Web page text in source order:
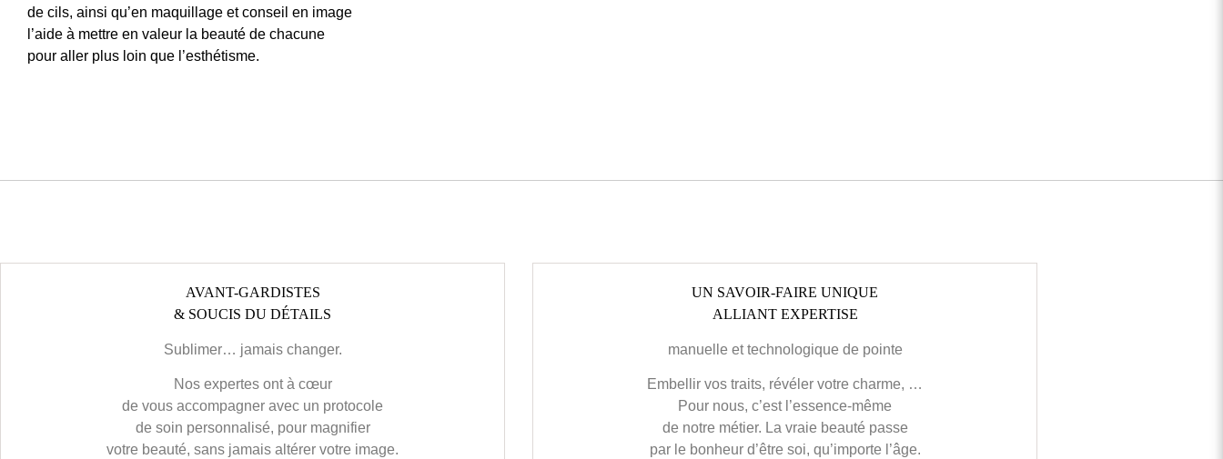
de cils, ainsi qu’en maquillage et conseil en image
l’aide à mettre en valeur la beauté de chacune
pour aller plus loin que l’esthétisme.
AVANT-GARDISTES
& SOUCIS DU DÉTAILS
Sublimer… jamais changer.
Nos expertes ont à cœur
de vous accompagner avec un protocole
de soin personnalisé, pour magnifier
votre beauté, sans jamais altérer votre image.
UN SAVOIR-FAIRE UNIQUE
ALLIANT EXPERTISE
manuelle et technologique de pointe
Embellir vos traits, révéler votre charme, …
Pour nous, c’est l’essence-même
de notre métier. La vraie beauté passe
par le bonheur d’être soi, qu’importe l’âge.